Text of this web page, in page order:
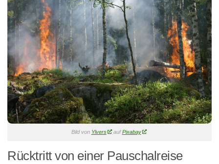
Bild von Ylvers aufPixabay
Rücktritt von einer Pauschalreise